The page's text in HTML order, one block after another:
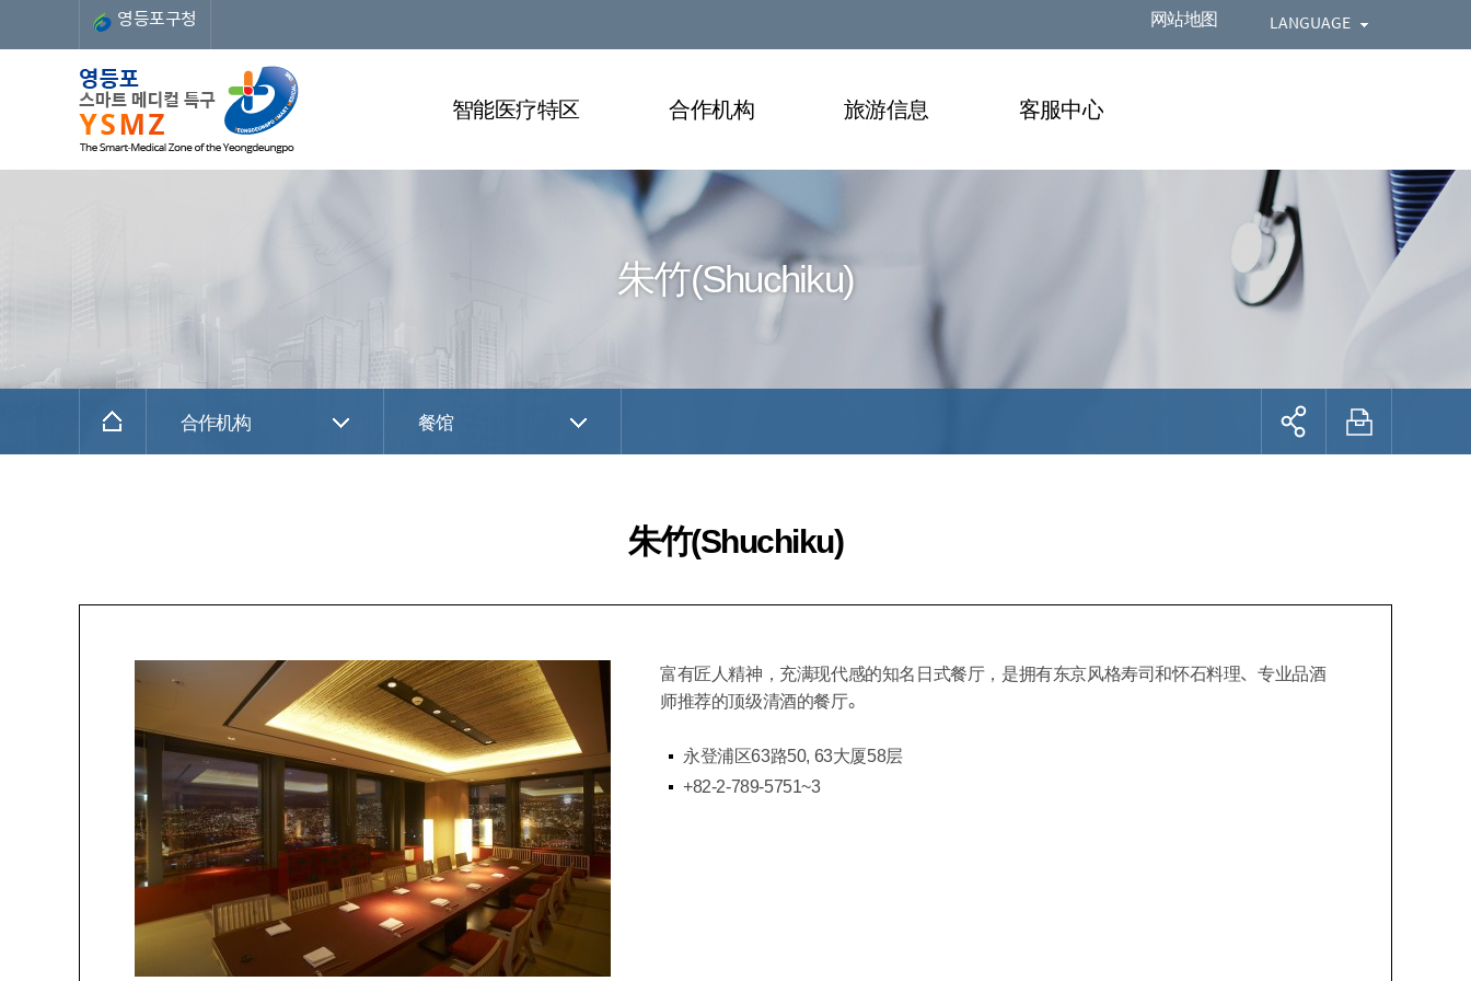
영등포구청 网站地图 LANGUAGE
智能医疗特区 合作机构 旅游信息 客服中心
朱竹(Shuchiku)
合作机构 餐馆
朱竹(Shuchiku)
富有匠人精神，充满现代感的知名日式餐厅，是拥有东京风格寿司和怀石料理、专业品酒
师推荐的顶级清酒的餐厅。
永登浦区63路50, 63大厦58层
+82-2-789-5751~3